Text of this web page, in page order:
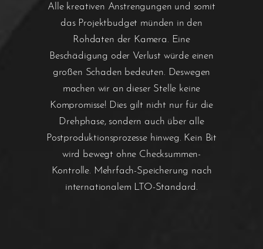
Alle kreativen Anstrengungen und somit
das Projektbudget münden in den
Rohdaten der Kamera. Eine
Beschädigung oder Verlust würde einen
großen Schaden bedeuten. Deswegen
machen wir an dieser Stelle keine
Kompromisse! Dies gilt nicht nur für die
Drehphase, sondern auch über alle
Postproduktionsprozesse hinweg. Kein Bit
wird bewegt ohne Checksummen-
Kontrolle. Mehrfach-Speicherung nach
internationalem LTO-Standard.